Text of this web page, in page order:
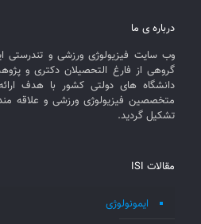
درباره ی ما
گروهی از فارغ التحصیلان دکتری و
دانشگاه های دولتی کشور با هدف
متخصصین فیزیولوژی ورزشی و علاقه
تشکیل گردید.
مقالات ISI
ایمونولوژی